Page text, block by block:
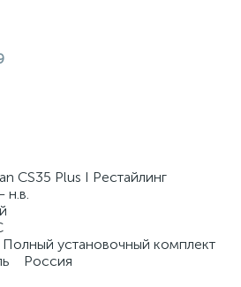
CS35 Plus I Рестайлинг
н.в.
установочный комплект
Россия